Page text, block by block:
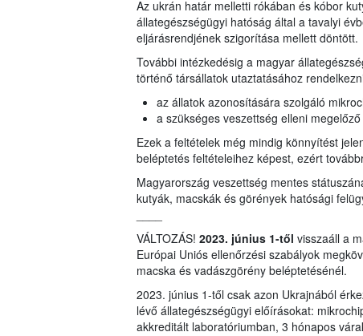
Az ukrán határ melletti rókában és kóbor
állategészségügyi hatóság által a tavalyi
eljárásrendjének szigorítása mellett döntött.
További intézkedésig a magyar
történő társállatok utaztatásához
az állatok azonosítására szolgáló
a szükséges veszettség elleni
Ezek a feltételek még mindig könnyítést
beléptetés feltételeihez képest, ezért
Magyarország veszettség mentes
kutyák, macskák és görények hatósági
VÁLTOZÁS! 2023. június 1-től visszaáll a
Európai Uniós ellenőrzési szabályok
macska és vadászgörény beléptetésénél.
2023. június 1-től csak azon Ukrajnából
lévő állategészségügyi előírásokat:
akkreditált laboratóriumban, 3 hónapos